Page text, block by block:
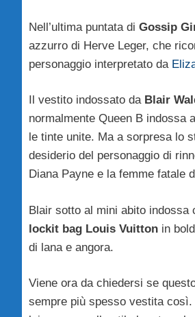
Nell’ultima puntata di Gossip
azzurro di Herve Leger, che
personaggio interpretato da
Il vestito indossato da Blair
normalmente Queen B indossa
le tinte unite. Ma a sorpresa lo
desiderio del personaggio di
Diana Payne e la femme fatale
Blair sotto al mini abito
lockit bag Louis Vuitton in
di lana e angora.
Viene ora da chiedersi se
sempre più spesso vestita